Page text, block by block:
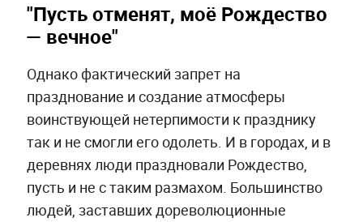
"Пусть отменят, моё Рождество
— вечное"
Однако фактический запрет на
празднование и создание атмосферы
воинствующей нетерпимости к празднику
так и не смогли его одолеть. И в городах, и в
деревнях люди праздновали Рождество,
пусть и не с таким размахом. Большинство
людей, заставших дореволюционные